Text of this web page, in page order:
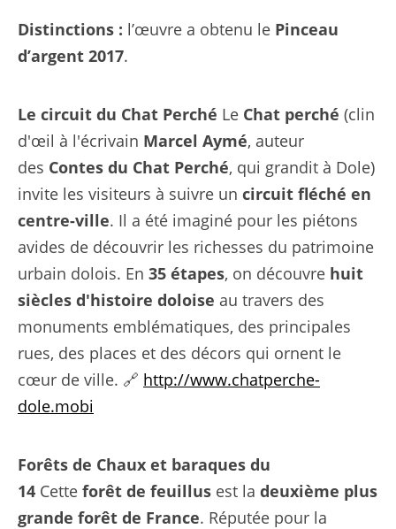
Distinctions : l’œuvre a obtenu le Pinceau
d’argent 2017.
Le circuit du Chat Perché Le Chat perché (clin
d'œil à l'écrivain Marcel Aymé, auteur
des Contes du Chat Perché, qui grandit à Dole)
invite les visiteurs à suivre un circuit fléché en
centre-ville. Il a été imaginé pour les piétons
avides de découvrir les richesses du patrimoine
urbain dolois. En 35 étapes, on découvre huit
siècles d'histoire doloise au travers des
monuments emblématiques, des principales
rues, des places et des décors qui ornent le
cœur de ville. 🔗 http://www.chatperche-
dole.mobi
Forêts de Chaux et baraques du
14 Cette forêt de feuillus est la deuxième plus
grande forêt de France. Réputée pour la